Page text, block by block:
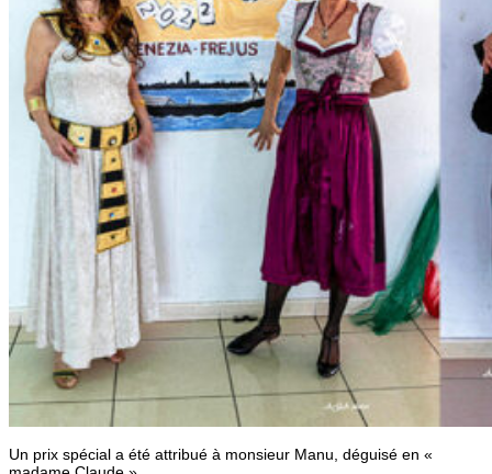
Un prix spécial a été attribué à monsieur Manu, déguisé en «